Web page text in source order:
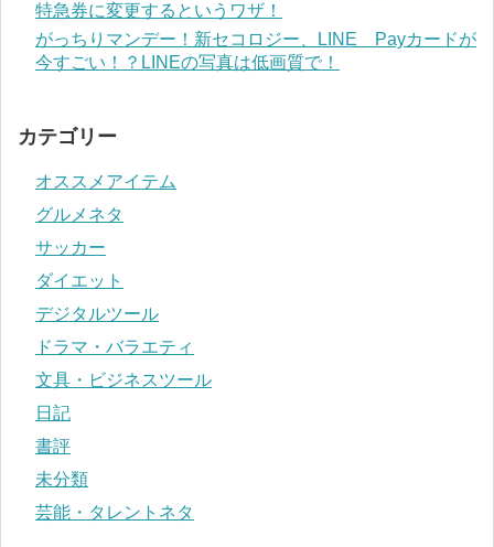
特急券に変更するというワザ！
がっちりマンデー！新セコロジー、LINE Payカードが
今すごい！？LINEの写真は低画質で！
カテゴリー
オススメアイテム
グルメネタ
サッカー
ダイエット
デジタルツール
ドラマ・バラエティ
文具・ビジネスツール
日記
書評
未分類
芸能・タレントネタ